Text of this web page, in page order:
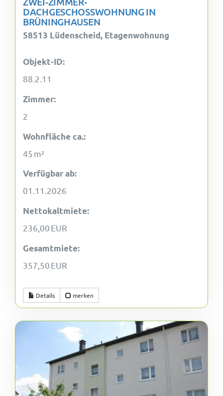
DACHGESCHOSSWOHNUNG IN
BRÜNINGHAUSEN
58513 Lüdenscheid, Etagenwohnung
Objekt-ID:
88.2.11
Zimmer:
2
Wohnfläche ca.:
45 m²
Verfügbar ab:
01.11.2026
Nettokaltmiete:
236,00 EUR
Gesamtmiete:
357,50 EUR
Details merken